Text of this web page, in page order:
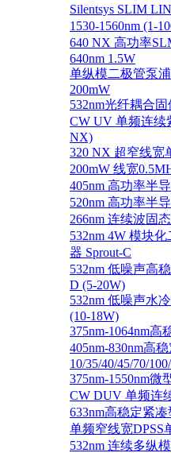
Silentsys SLIM
1530-1560nm (1-
640 NX 高功率
640nm 1.5W
单纵模二极管泵
200mW
532nm光纤耦合
CW UV 单频连续
NX)
320 NX 超窄线宽
200mW 线宽
405nm 高功率半
520nm 高功率半
266nm 连续波固
532nm 4W 模块
器 Sprout-C
532nm 低噪声高
D (5-20W)
532nm 低噪声水
(10-18W)
375nm-1064nm
405nm-830nm高
10/35/40/45/70/
375nm-1550nm微
CW DUV 单频连
633nm高稳定紧
单频窄线宽DPSS
532nm 连续多纵